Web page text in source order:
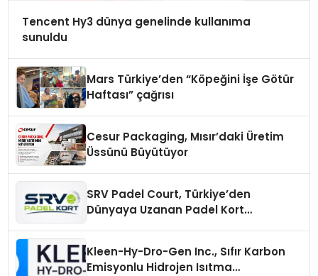
Tencent Hy3 dünya genelinde kullanıma
sunuldu
Mars Türkiye’den “Köpeğini İşe Götür
Haftası” çağrısı
Cesur Packaging, Mısır’daki Üretim
Üssünü Büyütüyor
SRV Padel Court, Türkiye’den
Dünyaya Uzanan Padel Kort
Kleen-Hy-Dro-Gen Inc., Sıfır Karbon
Emisyonlu Hidrojen Isıtma